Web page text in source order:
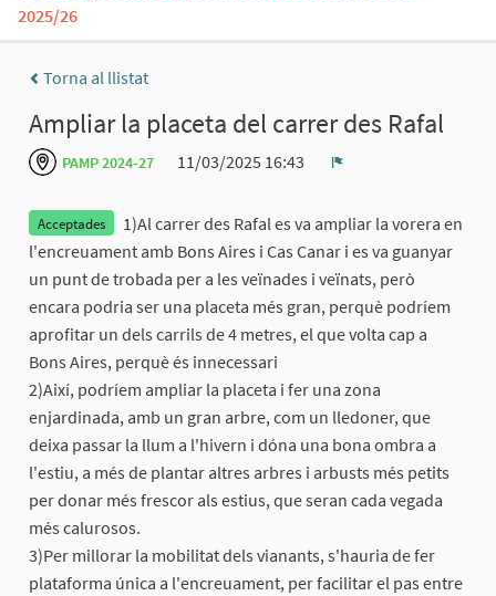
2025/26
Torna al llistat
Ampliar la placeta del carrer des Rafal
PAMP 2024-27
11/03/2025 16:43
Acceptades
1)Al carrer des Rafal es va ampliar la vorera en
l'encreuament amb Bons Aires i Cas Canar i es va guanyar
un punt de trobada per a les veïnades i veïnats, però
encara podria ser una placeta més gran, perquè podríem
aprofitar un dels carrils de 4 metres, el que volta cap a
Bons Aires, perquè és innecessari
2)Així, podríem ampliar la placeta i fer una zona
enjardinada, amb un gran arbre, com un lledoner, que
deixa passar la llum a l'hivern i dóna una bona ombra a
l'estiu, a més de plantar altres arbres i arbusts més petits
per donar més frescor als estius, que seran cada vegada
més calurosos.
3)Per millorar la mobilitat dels vianants, s'hauria de fer
plataforma única a l'encreuament, per facilitar el pas entre